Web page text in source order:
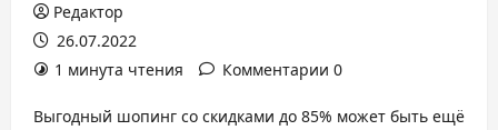
Редактор
26.07.2022
1 минута чтения
Комментарии 0
Выгодный шопинг со скидками до 85% может быть ещё